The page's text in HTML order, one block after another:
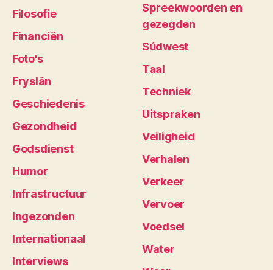
Filosofie
Financiën
Foto's
Fryslân
Geschiedenis
Gezondheid
Godsdienst
Humor
Infrastructuur
Ingezonden
Internationaal
Interviews
Spreekwoorden en
gezegden
Súdwest
Taal
Techniek
Uitspraken
Veiligheid
Verhalen
Verkeer
Vervoer
Voedsel
Water